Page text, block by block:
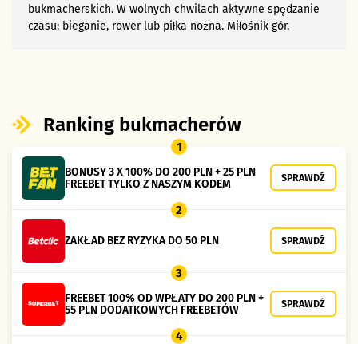
bukmacherskich. W wolnych chwilach aktywne spędzanie
czasu: bieganie, rower lub piłka nożna. Miłośnik gór.
Ranking bukmacherów
1
BONUSY 3 X 100% DO 200 PLN + 25 PLN
FREEBET TYLKO Z NASZYM KODEM
SPRAWDŹ
2
ZAKŁAD BEZ RYZYKA DO 50 PLN SPRAWDŹ
3
FREEBET 100% OD WPŁATY DO 200 PLN +
55 PLN DODATKOWYCH FREEBETÓW
SPRAWDŹ
4